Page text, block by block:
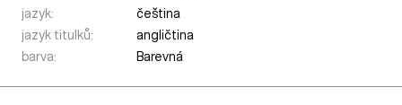
jazyk:
čeština
jazyk titulků:
angličtina
barva:
Barevná